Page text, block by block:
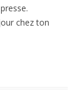
chez ton